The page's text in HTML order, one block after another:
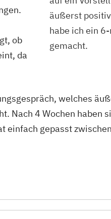
äußerst
habe ich ein
gemacht.
ob
da
welches
Nach 4 Wochen haben
einfach gepasst